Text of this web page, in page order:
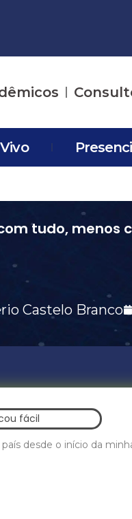
tudo, menos
Castelo Branco
desde o início da